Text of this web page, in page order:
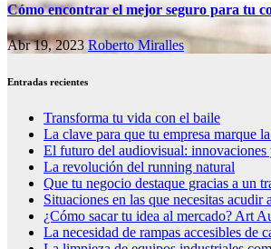
Cómo encontrar el mejor seguro para tu
Abr 19, 2023Roberto Miralles
Entradas recientes
Transforma tu vida con el baile
La clave para que tu empresa marque
El futuro del audiovisual: innovaciones
La revolución del running natural
Que tu negocio destaque gracias a un
Situaciones en las que necesitas
¿Cómo sacar tu idea al mercado? Art
La necesidad de rampas accesibles